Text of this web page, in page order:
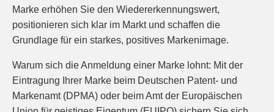
Marke erhöhen Sie den Wiedererkennungswert,
positionieren sich klar im Markt und schaffen die
Grundlage für ein starkes, positives Markenimage.
Warum sich die Anmeldung einer Marke lohnt: Mit der
Eintragung Ihrer Marke beim Deutschen Patent- und
Markenamt (DPMA) oder beim Amt der Europäischen